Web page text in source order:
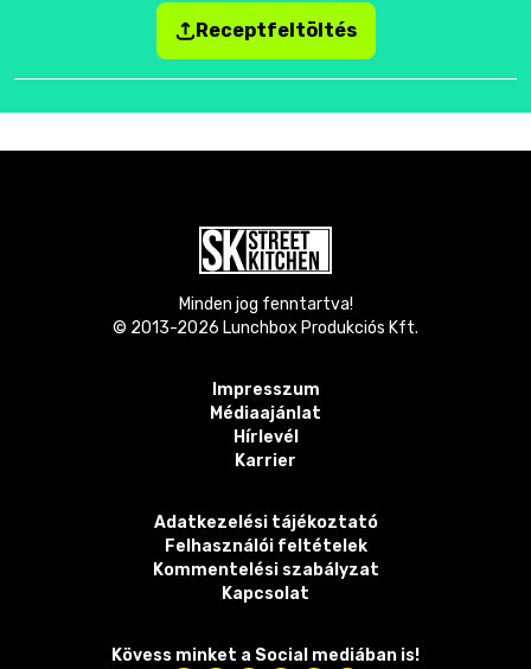
Receptfeltöltés
Minden jog fenntartva!
© 2013-2026 Lunchbox Produkciós Kft.
Impresszum
Médiaajánlat
Hírlevél
Karrier
Adatkezelési tájékoztató
Felhasználói feltételek
Kommentelési szabályzat
Kapcsolat
Kövess minket a Social mediában is!